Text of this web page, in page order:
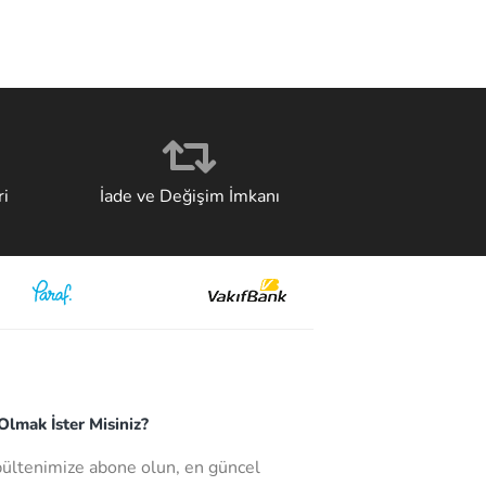
İade ve Değişim İmkanı
İster Misiniz?
abone olun, en güncel